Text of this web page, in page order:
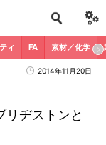
ィ FA 素材／化学
2014年11月20日
リヂストンと